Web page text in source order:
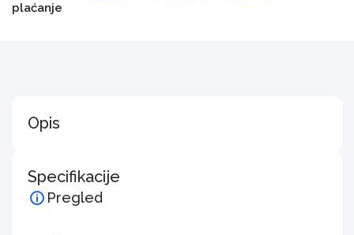
plaćanje
Opis
Specifikacije
Pregled